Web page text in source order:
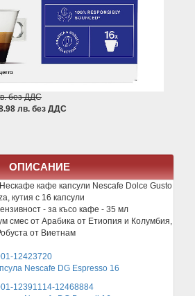
без ДДС
лв. без ДДС
ОПИСАНИЕ
Нескафе кафе капсули Nescafe Dolce Gusto
кутия с 16 капсули
- за късо кафе - 35 мл
смес от Арабика от Етиопия и Колумбия,
от Виетнам
12423720
Nescafe DG Espresso 16
12391114-12468884